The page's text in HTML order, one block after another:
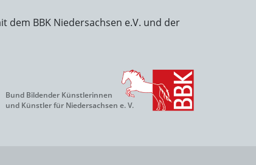
dem BBK Niedersachsen e.V. und der
Bund Bildender Künstlerinnen
und Künstler für Niedersachsen e. V.